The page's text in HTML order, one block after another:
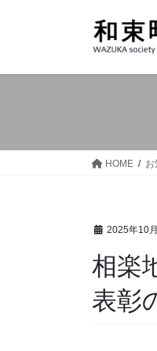
HOME お
2025年10
相楽
表彰